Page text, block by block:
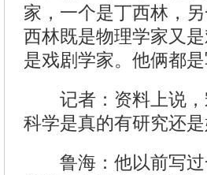
家，一个是丁西林，
西林既是物理学家又
是戏剧学家。他俩都
记者：资料上说，
科学是真的有研究还
鲁海：他以前写过